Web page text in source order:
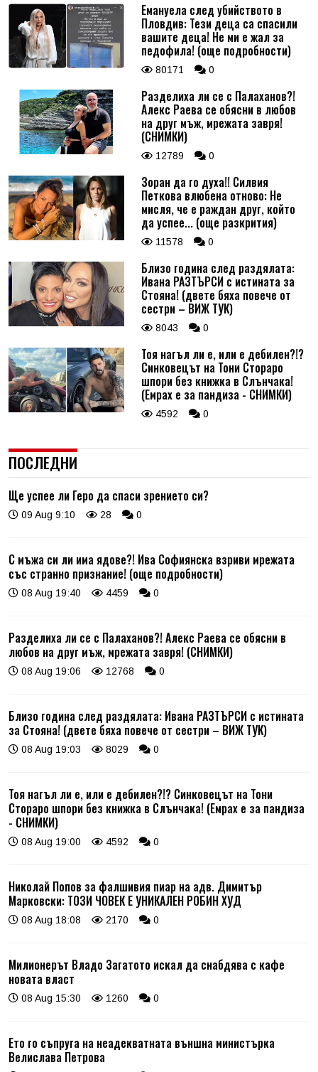
Емануела след убийството в
Пловдив: Тези деца са спасили
вашите деца! Не ми е жал за
педофила! (още подробности)
80171 0
Разделиха ли се с Палаханов?!
Алекс Раева се обясни в любов
на друг мъж, мрежата завря!
(СНИМКИ)
12789 0
Зоран да го духа!! Силвия
Петкова влюбена отново: Не
мисля, че е раждан друг, който
да успее... (още разкрития)
11578 0
Близо година след раздялата:
Ивана РАЗТЪРСИ с истината за
Стояна! (двете бяха повече от
сестри – ВИЖ ТУК)
8043 0
Тоя нагъл ли е, или е дебилен?!?
Синковецът на Тони Стораро
шпори без книжка в Слънчака!
(Емрах е за пандиза - СНИМКИ)
4592 0
ПОСЛЕДНИ
Ще успее ли Геро да спаси зрението си?
09 Aug 9:10 28 0
С мъжа си ли има ядове?! Ива Софиянска взриви мрежата
със странно признание! (още подробности)
08 Aug 19:40 4459 0
Разделиха ли се с Палаханов?! Алекс Раева се обясни в
любов на друг мъж, мрежата завря! (СНИМКИ)
08 Aug 19:06 12768 0
Близо година след раздялата: Ивана РАЗТЪРСИ с истината
за Стояна! (двете бяха повече от сестри – ВИЖ ТУК)
08 Aug 19:03 8029 0
Тоя нагъл ли е, или е дебилен?!? Синковецът на Тони
Стораро шпори без книжка в Слънчака! (Емрах е за пандиза
- СНИМКИ)
08 Aug 19:00 4592 0
Николай Попов за фалшивия пиар на адв. Димитър
Марковски: ТОЗИ ЧОВЕК Е УНИКАЛЕН РОБИН ХУД
08 Aug 18:08 2170 0
Милионерът Владо Загатото искал да снабдява с кафе
новата власт
08 Aug 15:30 1260 0
Ето го съпруга на неадекватната външна министърка
Велислава Петрова